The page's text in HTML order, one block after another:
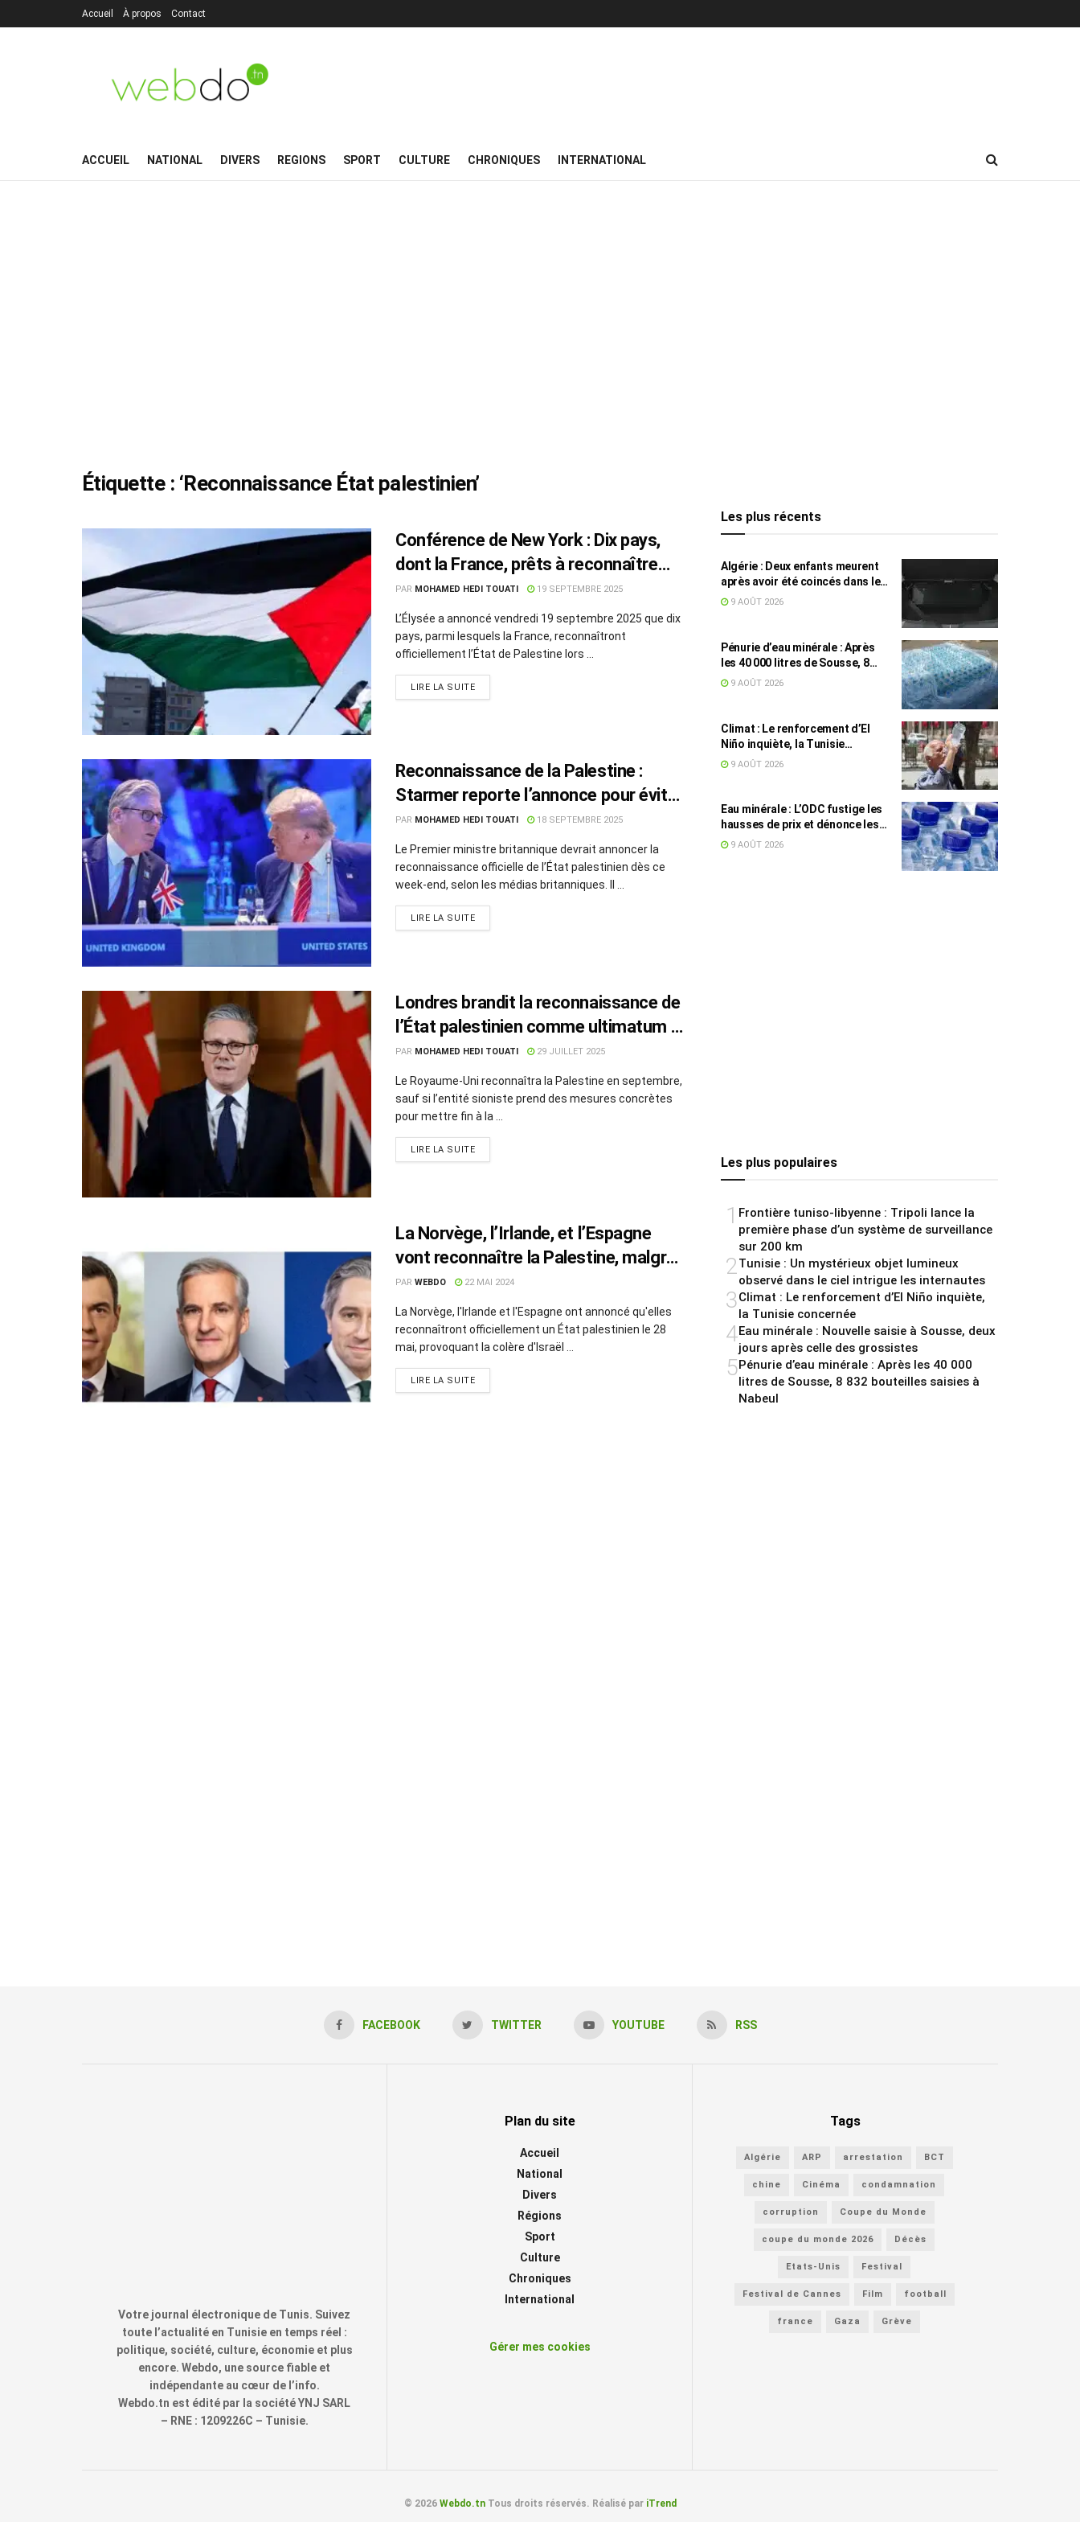
Accueil À propos Contact
ACCUEIL NATIONAL DIVERS REGIONS SPORT CULTURE CHRONIQUES INTERNATIONAL
Étiquette : ‘Reconnaissance État palestinien’
Conférence de New York : Dix pays,
dont la France, prêts à reconnaître
l’État de Palestine
PAR MOHAMED HEDI TOUATI 19 SEPTEMBRE 2025
L’Élysée a annoncé vendredi 19 septembre 2025 que dix
pays, parmi lesquels la France, reconnaîtront
officiellement l’État de Palestine lors ...
LIRE LA SUITE
Reconnaissance de la Palestine :
Starmer reporte l’annonce pour éviter
un clash avec Trump
PAR MOHAMED HEDI TOUATI 18 SEPTEMBRE 2025
Le Premier ministre britannique devrait annoncer la
reconnaissance officielle de l’État palestinien dès ce
week-end, selon les médias britanniques. Il ...
LIRE LA SUITE
Londres brandit la reconnaissance de
l’État palestinien comme ultimatum à
Israël
PAR MOHAMED HEDI TOUATI 29 JUILLET 2025
Le Royaume-Uni reconnaîtra la Palestine en septembre,
sauf si l’entité sioniste prend des mesures concrètes
pour mettre fin à la ...
LIRE LA SUITE
La Norvège, l’Irlande, et l’Espagne
vont reconnaître la Palestine, malgré
les avertissements d’Israël
PAR WEBDO 22 MAI 2024
La Norvège, l'Irlande et l'Espagne ont annoncé qu'elles
reconnaîtront officiellement un État palestinien le 28
mai, provoquant la colère d'Israël ...
LIRE LA SUITE
Les plus récents
Algérie : Deux enfants meurent
après avoir été coincés dans le
coffre d’une voiture
9 AOÛT 2026
Pénurie d’eau minérale : Après
les 40 000 litres de Sousse, 8
832 bouteilles saisies à Nabeul
9 AOÛT 2026
Climat : Le renforcement d’El
Niño inquiète, la Tunisie
concernée
9 AOÛT 2026
Eau minérale : L’ODC fustige les
hausses de prix et dénonce les
profiteurs de la pénurie
9 AOÛT 2026
Les plus populaires
1 Frontière tuniso-libyenne : Tripoli lance la
première phase d’un système de surveillance
sur 200 km
2Tunisie : Un mystérieux objet lumineux
observé dans le ciel intrigue les internautes
3Climat : Le renforcement d’El Niño inquiète,
la Tunisie concernée
4Eau minérale : Nouvelle saisie à Sousse, deux
jours après celle des grossistes
5Pénurie d’eau minérale : Après les 40 000
litres de Sousse, 8 832 bouteilles saisies à
Nabeul
FACEBOOK TWITTER YOUTUBE RSS
Votre journal électronique de Tunis. Suivez
toute l’actualité en Tunisie en temps réel :
politique, société, culture, économie et plus
encore. Webdo, une source fiable et
indépendante au cœur de l’info.
Webdo.tn est édité par la société YNJ SARL
– RNE : 1209226C – Tunisie.
Plan du site
Accueil
National
Divers
Régions
Sport
Culture
Chroniques
International
Gérer mes cookies
Tags
Algérie ARP arrestation BCT
chine Cinéma condamnation
corruption Coupe du Monde
coupe du monde 2026 Décès
Etats-Unis Festival
Festival de Cannes Film football
france Gaza Grève
© 2026 Webdo.tnTous droits réservés. Réalisé par iTrend